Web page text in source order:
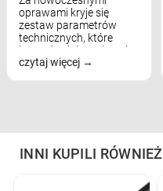
oprawami kryje się
zestaw parametrów
technicznych, które
bezpośrednio wpływają
na komfort widzenia,
czytaj więcej
INNI KUPILI RÓWNIEŻ